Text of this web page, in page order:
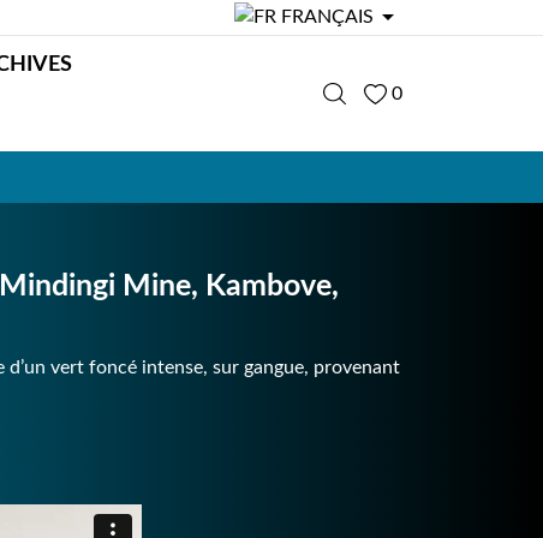
FRANÇAIS 
0
Mine, Kambove,
vert foncé intense, sur gangue, provenant